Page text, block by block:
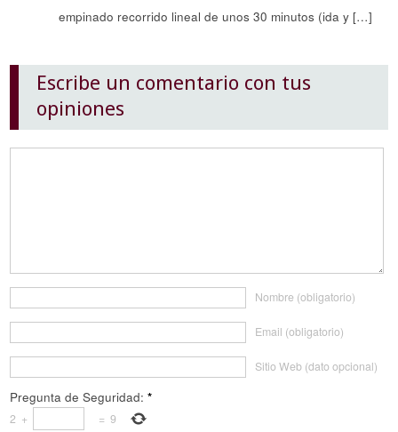
empinado recorrido lineal de unos 30 minutos (ida y […]
Escribe un comentario con tus
opiniones
Nombre (obligatorio)
Email (obligatorio)
Sitio Web (dato opcional)
Pregunta de Seguridad: *
2 + = 9